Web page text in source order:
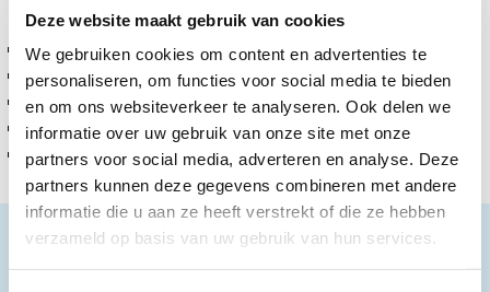
Deze website maakt gebruik van cookies
We gebruiken cookies om content en advertenties te
personaliseren, om functies voor social media te bieden
en om ons websiteverkeer te analyseren. Ook delen we
informatie over uw gebruik van onze site met onze
partners voor social media, adverteren en analyse. Deze
partners kunnen deze gegevens combineren met andere
informatie die u aan ze heeft verstrekt of die ze hebben
verzameld op basis van uw gebruik van hun services.
en keukens
Videofoon installatie aanbrengen
Gallerij ophoog systeem aanbrengen
Herinrichten binnenterreinen
Vervangen cv radiatoren in de woningen
Groot onderhoud overige bouwdelen